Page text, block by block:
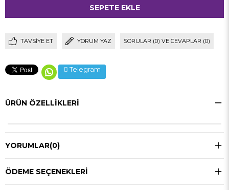
TAVSIYE ET YORUM YAZ SORULAR (0) VE CEVAPLAR (0)
Telegram
ÜRÜN ÖZELLIKLERI
YORUMLAR(0)
ÖDEME SEÇENEKLERI